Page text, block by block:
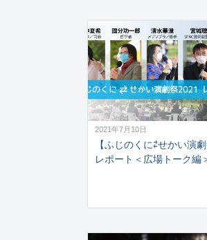
2021年7月10日
【ふじのくに⇄せかい演
レポート＜広場トーク編